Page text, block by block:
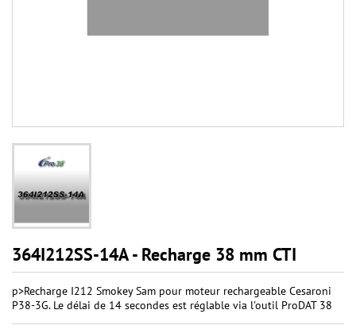
364I212SS-14A - Recharge 38 mm CTI
p>Recharge I212 Smokey Sam pour moteur rechargeable Cesaroni
P38-3G. Le délai de 14 secondes est réglable via l'outil ProDAT 38